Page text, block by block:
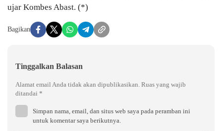
ujar Kombes Abast. (*)
Bagikan
Tinggalkan Balasan
Alamat email Anda tidak akan dipublikasikan. Ruas yang wajib
ditandai *
Simpan nama, email, dan situs web saya pada peramban ini
untuk komentar saya berikutnya.